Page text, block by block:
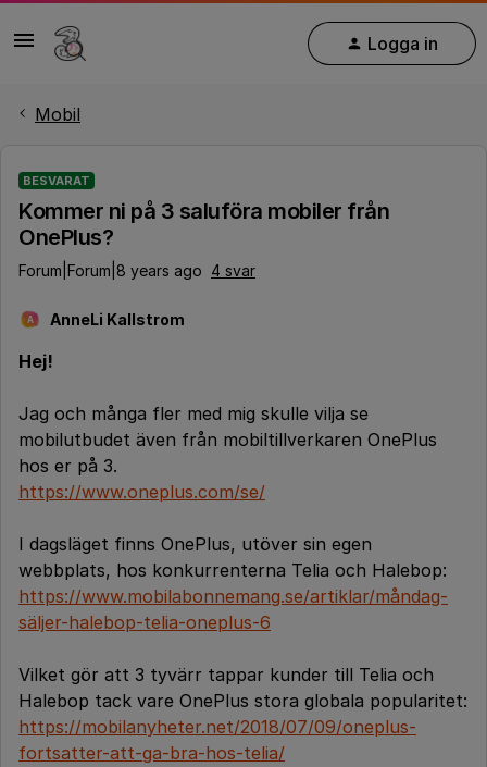
Logga in
Mobil
BESVARAT
Kommer ni på 3 saluföra mobiler från
OnePlus?
Forum|Forum|8 years ago 4 svar
A AnneLi Kallstrom
Hej!
Jag och många fler med mig skulle vilja se
mobilutbudet även från mobiltillverkaren OnePlus
hos er på 3.
https://www.oneplus.com/se/
I dagsläget finns OnePlus, utöver sin egen
webbplats, hos konkurrenterna Telia och Halebop:
https://www.mobilabonnemang.se/artiklar/måndag-
säljer-halebop-telia-oneplus-6
Vilket gör att 3 tyvärr tappar kunder till Telia och
Halebop tack vare OnePlus stora globala popularitet:
https://mobilanyheter.net/2018/07/09/oneplus-
fortsatter-att-ga-bra-hos-telia/